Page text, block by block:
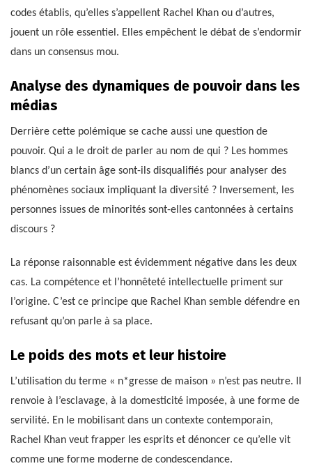
codes établis, qu’elles s’appellent Rachel Khan ou d’autres,
jouent un rôle essentiel. Elles empêchent le débat de s’endormir
dans un consensus mou.
Analyse des dynamiques de pouvoir dans les
médias
Derrière cette polémique se cache aussi une question de
pouvoir. Qui a le droit de parler au nom de qui ? Les hommes
blancs d’un certain âge sont-ils disqualifiés pour analyser des
phénomènes sociaux impliquant la diversité ? Inversement, les
personnes issues de minorités sont-elles cantonnées à certains
discours ?
La réponse raisonnable est évidemment négative dans les deux
cas. La compétence et l’honnêteté intellectuelle priment sur
l’origine. C’est ce principe que Rachel Khan semble défendre en
refusant qu’on parle à sa place.
Le poids des mots et leur histoire
L’utilisation du terme « n*gresse de maison » n’est pas neutre. Il
renvoie à l’esclavage, à la domesticité imposée, à une forme de
servilité. En le mobilisant dans un contexte contemporain,
Rachel Khan veut frapper les esprits et dénoncer ce qu’elle vit
comme une forme moderne de condescendance.